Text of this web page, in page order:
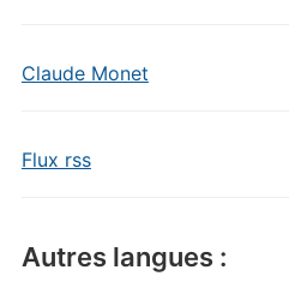
Claude Monet
Flux rss
Autres langues :